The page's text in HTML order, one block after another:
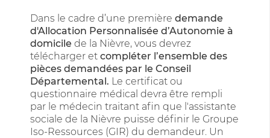
Dans le cadre d’une première demande
d'Allocation Personnalisée d’Autonomie à
domicile de la Nièvre, vous devrez
télécharger et compléter l’ensemble des
pièces demandées par le Conseil
Départemental. Le certificat ou
questionnaire médical devra être rempli
par le médecin traitant afin que l'assistante
sociale de la Nièvre puisse définir le Groupe
Iso-Ressources (GIR) du demandeur. Un